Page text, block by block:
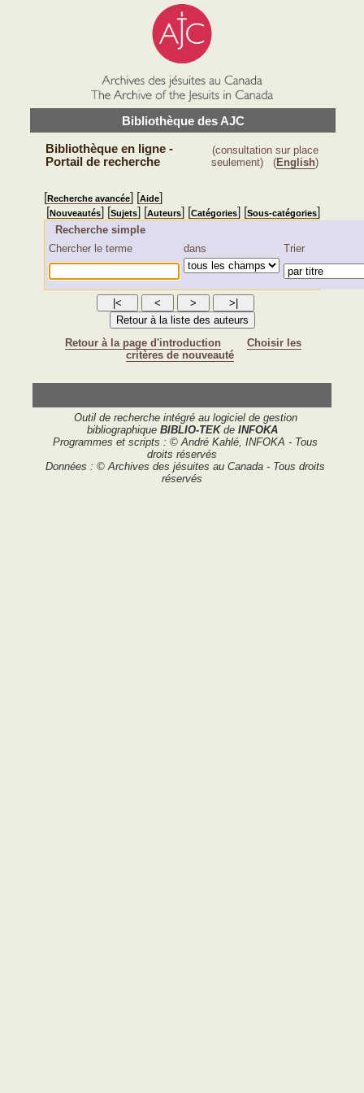
Bibliothèque des AJC
Bibliothèque en ligne -
Portail de recherche
(consultation sur place
seulement) (English)
[Recherche avancée] [Aide]
[Nouveautés] [Sujets] [Auteurs] [Catégories] [Sous-catégories]
Recherche simple
Chercher le terme
dans Trier
Retour à la page d'introduction
Choisir les
critères de nouveauté
Outil de recherche intégré au logiciel de gestion
bibliographique BIBLIO-TEKde INFOKA
Programmes et scripts : © André Kahlé, INFOKA - Tous
droits réservés
Données : © Archives des jésuites au Canada - Tous droits
réservés